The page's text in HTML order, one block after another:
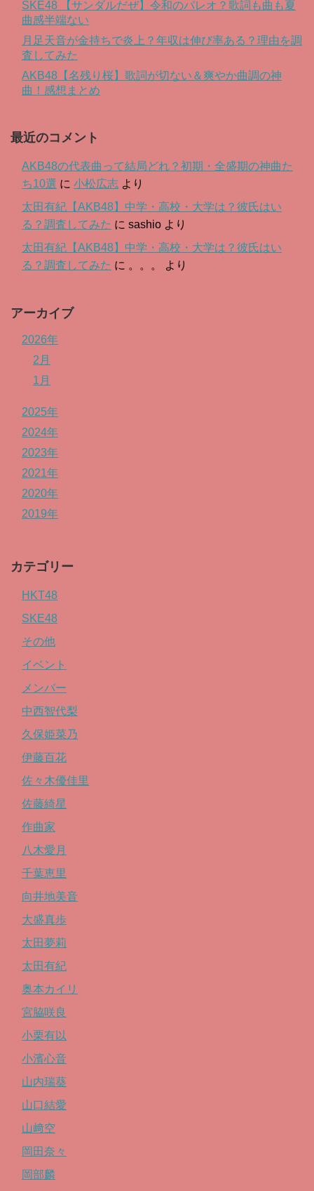
SKE48 【サンダルだぜ】令和のパレオ？歌詞も曲も夏
曲感半端ない
月足天音が金持ちで炎上？年収は伸び率ある？理由を調
査してみた
AKB48【名残り桜】歌詞が切ない＆爽やか曲調の神
曲！感想まとめ
最近のコメント
AKB48の代表曲って結局どれ？初期・全盛期の神曲た
ち10選 に 小松広志 より
太田有紀【AKB48】中学・高校・大学は？彼氏はい
る？調査してみた に sashio より
太田有紀【AKB48】中学・高校・大学は？彼氏はい
る？調査してみた に 。。。 より
アーカイブ
2026年
2月
1月
2025年
2024年
2023年
2021年
2020年
2019年
カテゴリー
HKT48
SKE48
その他
イベント
メンバー
中西智代梨
久保姫菜乃
伊藤百花
佐々木優佳里
佐藤綺星
作曲家
八木愛月
千葉恵里
向井地美音
大盛真歩
太田夢莉
太田有紀
奥本カイリ
宮脇咲良
小栗有以
小濱心音
山内瑞葵
山口結愛
山﨑空
岡田奈々
岡部麟